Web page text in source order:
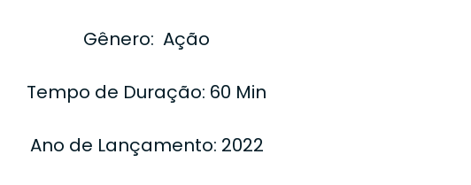
Gênero: Ação
Tempo de Duração: 60 Min
Ano de Lançamento: 2022